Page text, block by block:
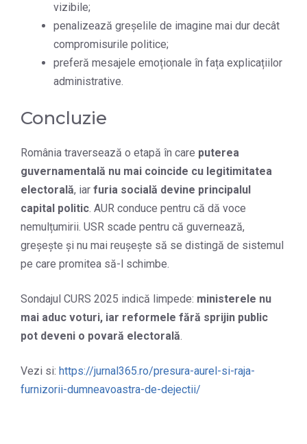
vizibile;
penalizează greșelile de imagine mai dur decât
compromisurile politice;
preferă mesajele emoționale în fața explicațiilor
administrative.
Concluzie
România traversează o etapă în care puterea
guvernamentală nu mai coincide cu legitimitatea
electorală, iar furia socială devine principalul
capital politic . AUR conduce pentru că dă voce
nemulțumirii. USR scade pentru că guvernează,
greșește și nu mai reușește să se distingă de sistemul
pe care promitea să-l schimbe.
Sondajul CURS 2025 indică limpede: ministerele nu
mai aduc voturi, iar reformele fără sprijin public
pot deveni o povară electorală
Vezi si: https://jurnal365.ro/presura-aurel-si-raja-
furnizorii-dumneavoastra-de-dejectii/